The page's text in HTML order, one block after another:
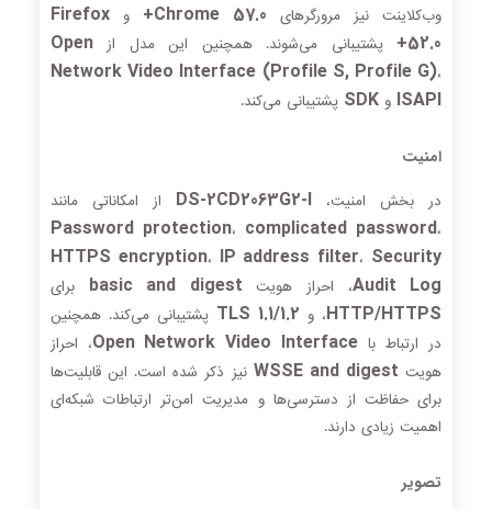
وب‌کلاینت نیز مرورگرهای Chrome 57.0+ وFirefox
52.0+
پشتیبانی می‌شوند. همچنین این مدل ازOpen
Network Video Interface (Profile S, Profile G)،
ISAPI و SDK پشتیبانی می‌کند.
امنیت
در بخش امنیت، DS-2CD2063G2-I از امکاناتی مانند
Password protection، complicated password،
HTTPS encryption، IP address filter، Security
Audit Log، احراز هویت basic and digest برای
HTTP/HTTPS، و TLS 1.1/1.2 پشتیبانی می‌کند. همچنین
در ارتباط باOpen Network Video Interface، احراز
هویت WSSE and digest نیز ذکر شده است. این قابلیت‌ها
برای حفاظت از دسترسی‌ها و مدیریت امن‌تر ارتباطات شبکه‌ای
اهمیت زیادی دارند.
تصویر